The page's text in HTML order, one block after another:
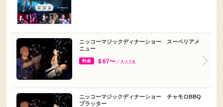
ニッコーマジックディナーショー スーペリアメ
ニュー
料金 ＄67〜／大人1名
ニッコーマジックディナーショー チャモロBBQ
プラッター